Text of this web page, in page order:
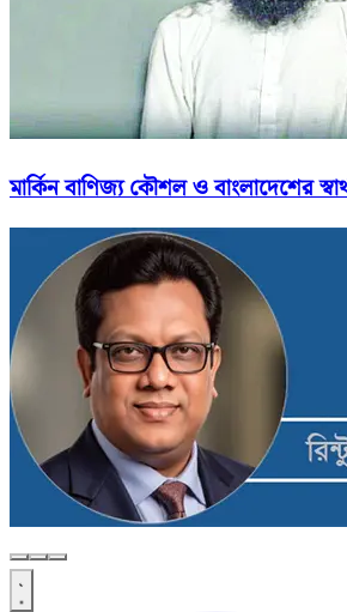
মার্কিন বাণিজ্য কৌশল ও বাংলাদেশের